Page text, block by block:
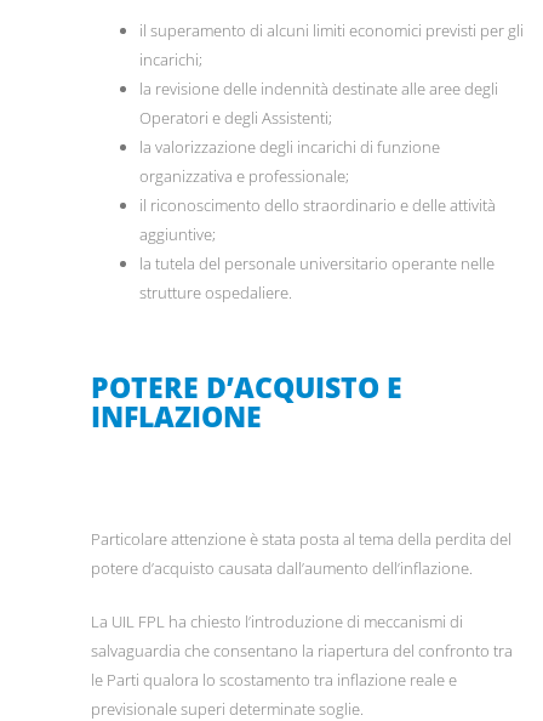
il superamento di alcuni limiti economici previsti per gli
incarichi;
la revisione delle indennità destinate alle aree degli
Operatori e degli Assistenti;
la valorizzazione degli incarichi di funzione
organizzativa e professionale;
il riconoscimento dello straordinario e delle attività
aggiuntive;
la tutela del personale universitario operante nelle
strutture ospedaliere.
POTERE D’ACQUISTO E
INFLAZIONE
Particolare attenzione è stata posta al tema della perdita del
potere d’acquisto causata dall’aumento dell’inflazione.
La UIL FPL ha chiesto l’introduzione di meccanismi di
salvaguardia che consentano la riapertura del confronto tra
le Parti qualora lo scostamento tra inflazione reale e
previsionale superi determinate soglie.